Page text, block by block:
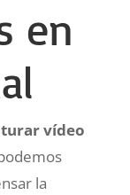
en
vídeo
la